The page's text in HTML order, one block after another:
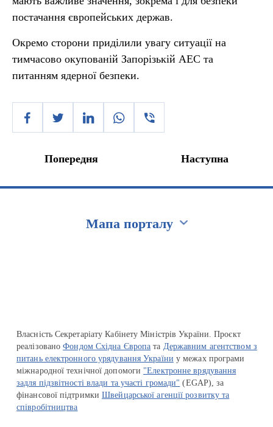
постачання європейських держав.
Окремо сторони приділили увагу ситуації на
тимчасово окупованій Запорізькій АЕС та
питанням ядерної безпеки.
Попередня Наступна
Мапа порталу
Власність Секретаріату Кабінету Міністрів України. Проєкт
реалізованоФондом Східна Європа та Державним агентством з
питань електронного урядування України у межах програми
міжнародної технічної допомоги "Електронне врядування
задля підзвітності влади та участі громади" (EGAP), за
фінансової підтримкиШвейцарської агенції розвитку та
співробітництва